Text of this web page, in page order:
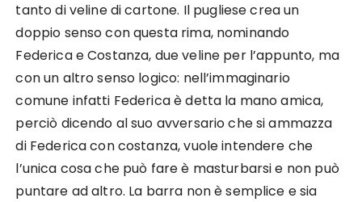
tanto di veline di cartone. Il pugliese crea un
doppio senso con questa rima, nominando
Federica e Costanza, due veline per l’appunto, ma
con un altro senso logico: nell’immaginario
comune infatti Federica è detta la mano amica,
perciò dicendo al suo avversario che si ammazza
di Federica con costanza, vuole intendere che
l’unica cosa che può fare è masturbarsi e non può
puntare ad altro. La barra non è semplice e sia